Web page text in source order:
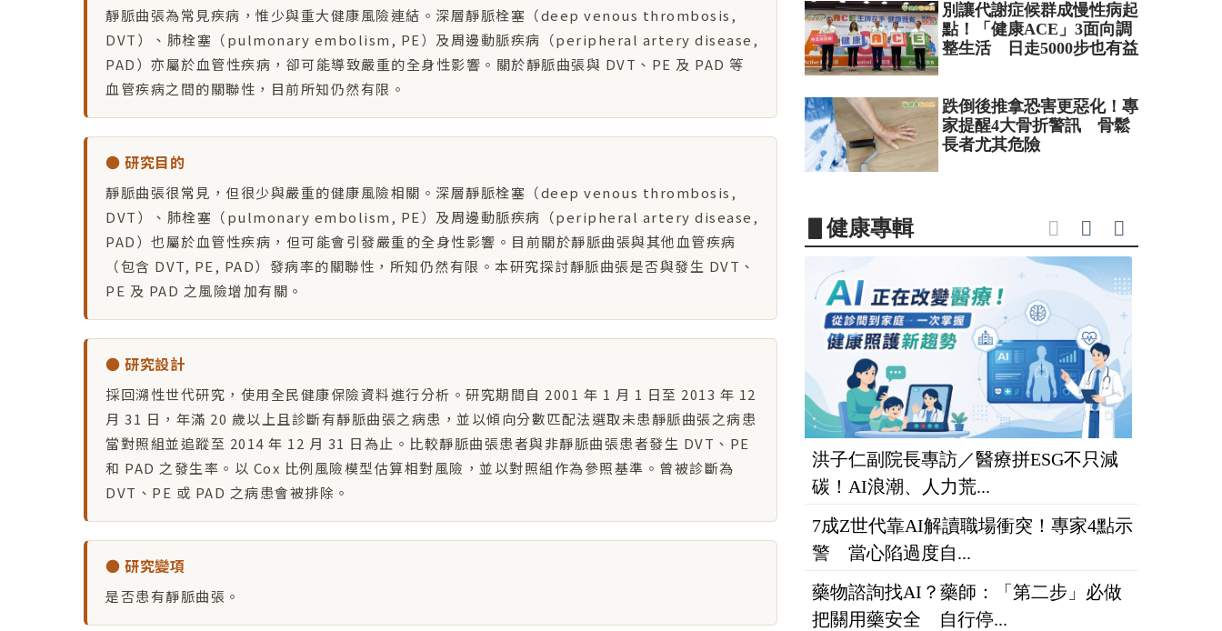
靜脈曲張為常見疾病，惟少與重大健康風險連結。深層靜脈栓塞（deep venous thrombosis,
DVT）、肺栓塞（pulmonary embolism, PE）及周邊動脈疾病（peripheral artery disease,
PAD）亦屬於血管性疾病，卻可能導致嚴重的全身性影響。關於靜脈曲張與 DVT、PE 及 PAD 等
血管疾病之間的關聯性，目前所知仍然有限。
● 研究目的
靜脈曲張很常見，但很少與嚴重的健康風險相關。深層靜脈栓塞（deep venous thrombosis,
DVT）、肺栓塞（pulmonary embolism, PE）及周邊動脈疾病（peripheral artery disease,
PAD）也屬於血管性疾病，但可能會引發嚴重的全身性影響。目前關於靜脈曲張與其他血管疾病
（包含 DVT, PE, PAD）發病率的關聯性，所知仍然有限。本研究探討靜脈曲張是否與發生 DVT、
PE 及 PAD 之風險增加有關。
● 研究設計
採回溯性世代研究，使用全民健康保險資料進行分析。研究期間自 2001 年 1 月 1 日至 2013 年 12
月 31 日，年滿 20 歲以上且診斷有靜脈曲張之病患，並以傾向分數匹配法選取未患靜脈曲張之病患
當對照組並追蹤至 2014 年 12 月 31 日為止。比較靜脈曲張患者與非靜脈曲張患者發生 DVT、PE
和 PAD 之發生率。以 Cox 比例風險模型估算相對風險，並以對照組作為參照基準。曾被診斷為
DVT、PE 或 PAD 之病患會被排除。
● 研究變項
是否患有靜脈曲張。
別讓代謝症候群成慢性病起
點！「健康ACE」3面向調
整生活 日走5000步也有益
跌倒後推拿恐害更惡化！專
家提醒4大骨折警訊 骨鬆
長者尤其危險
▋健康專輯
洪子仁副院長專訪／醫療拼ESG不只減
碳！AI浪潮、人力荒...
7成Z世代靠AI解讀職場衝突！專家4點示
警 當心陷過度自...
藥物諮詢找AI？藥師：「第二步」必做
把關用藥安全 自行停...